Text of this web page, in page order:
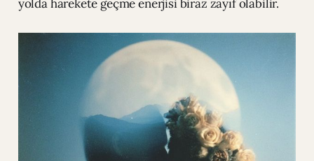
yolda harekete geçme enerjisi biraz zayıf olabilir.